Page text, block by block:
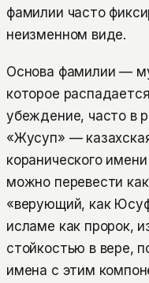
фамилии часто
неизменном виде.
Основа фамилии —
которое
убеждение, часто в
«Жусуп» —
коранического
можно перевести
«верующий, как
исламе как пророк,
стойкостью в вере,
имена с этим